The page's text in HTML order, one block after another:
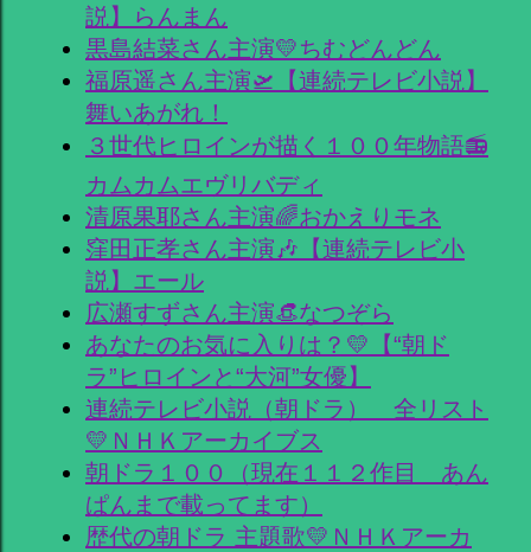
説】らんまん
黒島結菜さん主演💛ちむどんどん
福原遥さん主演🛫【連続テレビ小説】
舞いあがれ！
３世代ヒロインが描く１００年物語📻
カムカムエヴリバディ
清原果耶さん主演🌈おかえりモネ
窪田正孝さん主演🎶【連続テレビ小
説】エール
広瀬すずさん主演👒なつぞら
あなたのお気に入りは？💛【“朝ド
ラ”ヒロインと“大河”女優】
連続テレビ小説（朝ドラ） 全リスト
💛ＮＨＫアーカイブス
朝ドラ１００（現在１１２作目 あん
ぱんまで載ってます）
歴代の朝ドラ 主題歌💛ＮＨＫアーカ